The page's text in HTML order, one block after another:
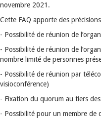
novembre 2021.
Cette FAQ apporte des
- Possibilité de réunion de
- Possibilité de réunion de
nombre limité de personnes
- Possibilité de réunion par
visioconférence)
- Fixation du quorum au tiers
- Possibilité pour un membre de